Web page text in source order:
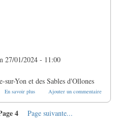
27/01/2024 - 11:00
sur-Yon et des Sables d'Ollones
En savoir plussur
tubas-
Ajouter un commentaire
4
Page
Page suivante...